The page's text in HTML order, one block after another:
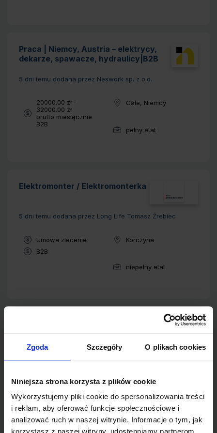
Zgoda Szczegóły O plikach cookies
Niniejsza strona korzysta z plików cookie
Wykorzystujemy pliki cookie do spersonalizowania treści
i reklam, aby oferować funkcje społecznościowe i
analizować ruch w naszej witrynie. Informacje o tym, jak
korzystasz z naszej witryny, udostępniamy partnerom
Praca | Niemcy, Austria – elektrycy,
dekarze, spawacze, hydraulicy|B2B
5 dni temu dodana przez Neswork sp. z o.o.
Wynagrodzenie:
20000.00 zł -
32000.00 zł
brutto miesięcznie
Typ umowy:
B2B
Lokalizacja:
Całe, Niemcy
Wymiar pracy:
pełny etat
Elektromonter / Elektromonterka
5 dni temu dodana przez Long Life Tomasz Źrebiec
Typ umowy:
Umowa zlecenie
Typ umowy:
B2B
Lokalizacja:
Korczyna
Wymiar pracy:
niepełny etat
6 dni temu
dodana przez POMPEY GROUP SPÓŁKA Z
OGRANICZONĄ ODPOWIEDZIALNOŚCIĄ
Typ umowy:
Umowa o pracę Warszawa
Wymiar pracy:
pełny etat